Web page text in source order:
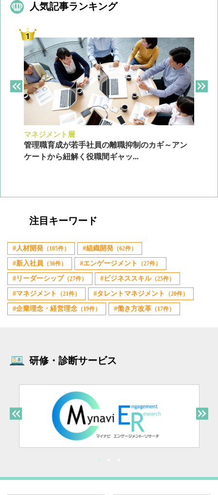
人気記事ランキング
マネジメント層
管理職育成が若手社員の離職抑制のカギ～アン
ケートから紐解く役職間ギャッ...
注目キーワード
人材開発 （105件） 組織開発 （62件）
新入社員 （36件） エンゲージメント （27件）
リーダーシップ（27件） ビジネススキル（25件）
マネジメント （21件） タレントマネジメント （20件）
企業理念・経営理念 （19件） 働き方改革 （17件）
研修・診断サービス